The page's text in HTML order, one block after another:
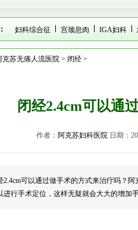
妇科综合征 宫颈息肉 IGA妇科
克苏无痛人流医院 > 闭经 >
闭经2.4cm可以通
作者： 阿克苏妇科医院 日期：
2.4cm可以通过做手术的方式来治疗吗？
进行手术定位，这样无疑就会大大的增加手